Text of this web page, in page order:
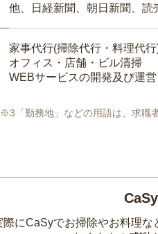
他、日経新聞、朝日新聞、
家事代行(掃除代行・料理代
オフィス・店舗・ビル清掃
WEBサービスの開発及び運営
「勤務地」などの用語は、求職
際にCaSyでお掃除やお料理な